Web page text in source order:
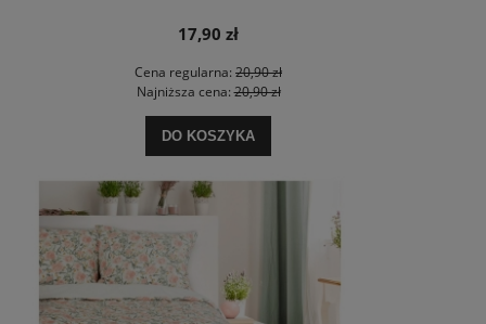
17,90 zł
Cena regularna: 20,90 zł
Najniższa cena:20,90 zł
DO KOSZYKA